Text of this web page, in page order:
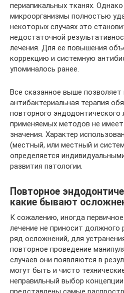
периапикальных тканях.
микроорганизмы полностью
некоторых случаях это
недостаточной
лечения. Для ее повышения
коррекцию и системную
упоминалось ранее.
Все сказанное выше позволяет
антибактериальная терапия
повторного эндодонтического
применяемых методов не имеет
значения. Характер
(местный, или местный и
определяется
развития патологии.
Повторное
какие бывают
К сожалению, иногда
лечение не приносит должного
ряд осложнений, для
повторное проведение
случаев они появляются в
могут быть и чисто
неправильный выбор